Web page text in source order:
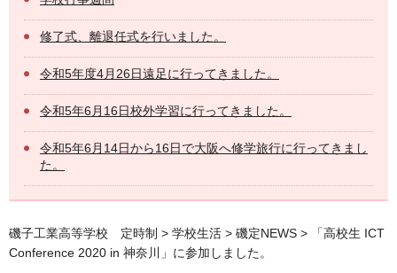
修了式、離退任式を行いました。
令和5年度4月26日遠足に行ってきました。
令和5年6月16日校外学習に行ってきました。
令和5年6月14日から16日で大阪へ修学旅行に行ってきまし
た。
磯子工業高等学校 定時制 > 学校生活 > 磯定NEWS > 「高校生 ICT
Conference 2020 in 神奈川」に参加しました。